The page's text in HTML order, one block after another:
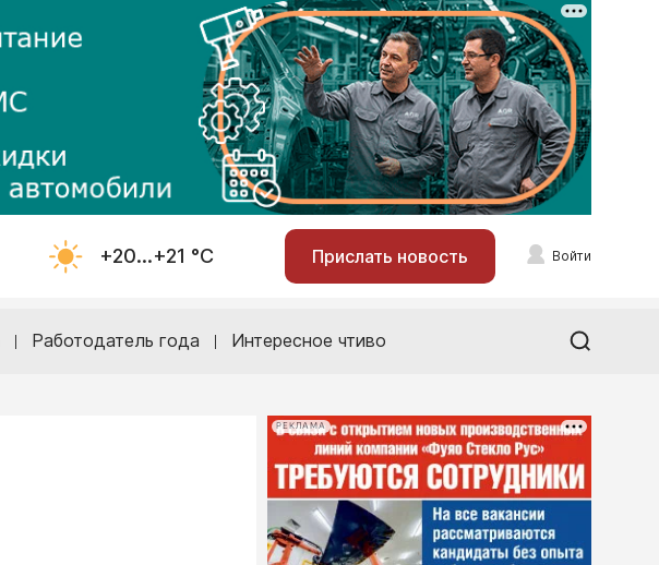
+20...+21 °С Прислать новость Войти
Работодатель года Интересное чтиво
РЕКЛАМА